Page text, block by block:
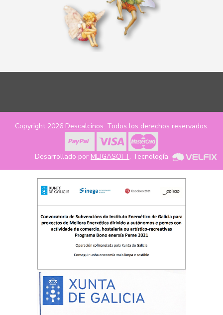
Copyright 2026 Descalcinos. Todos los derechos reservados.
Desarrollado por MEIGASOFT. Tecnología